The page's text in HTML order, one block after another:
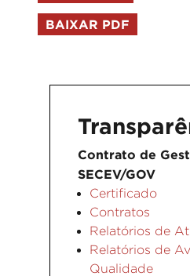
BAIXAR PDF
Contrato de
SECEV/GOV
Certificado
Contratos
Relatórios de
Relatórios de
Qualidade